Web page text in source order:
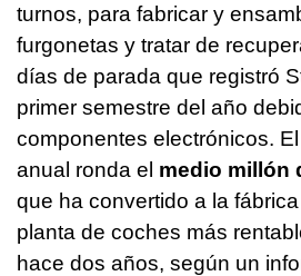
turnos, para fabricar y
furgonetas y tratar de
días de parada que registró
primer semestre del año
componentes electrónicos.
anual ronda el medio millón
que ha convertido a la
planta de coches más
hace dos años, según un